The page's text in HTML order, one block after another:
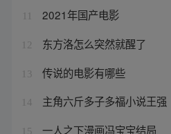
2021年国产电影
12 东方洛怎么突然就醒了
13 传说的电影有哪些
14 主角六斤多子多福小说王强
15 一人之下漫画冯宝宝结局